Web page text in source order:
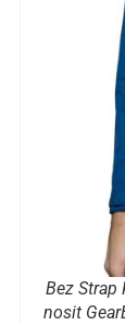
Bez Strap
nosit